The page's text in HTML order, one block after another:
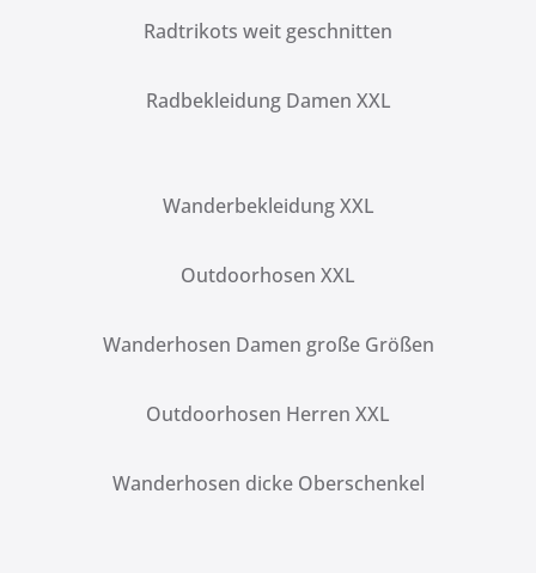
Radtrikots weit geschnitten
Radbekleidung Damen XXL
Wanderbekleidung XXL
Outdoorhosen XXL
Wanderhosen Damen große Größen
Outdoorhosen Herren XXL
Wanderhosen dicke Oberschenkel